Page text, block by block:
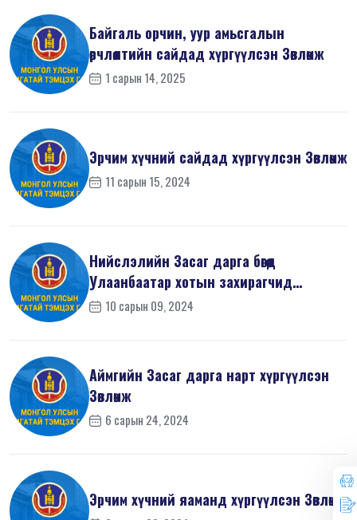
Байгаль орчин, уур амьсгалын
өөрчлөлтийн сайдад хүргүүлсэн Зөвлөмж
1 сарын 14, 2025
Эрчим хүчний сайдад хүргүүлсэн Зөвлөмж
11 сарын 15, 2024
Нийслэлийн Засаг дарга бөгөөд
Улаанбаатар хотын захирагчид
хүргүүлсэн ...
10 сарын 09, 2024
Аймгийн Засаг дарга нарт хүргүүлсэн
Зөвлөмж
6 сарын 24, 2024
Эрчим хүчний яаманд хүргүүлсэн Зөвлөмж